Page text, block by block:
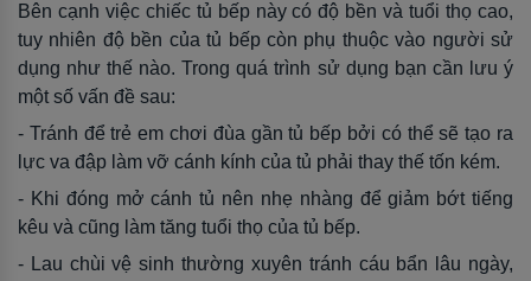
Bên cạnh việc chiếc tủ bếp này có độ bền và tuổi thọ cao,
tuy nhiên độ bền của tủ bếp còn phụ thuộc vào người sử
dụng như thế nào. Trong quá trình sử dụng bạn cần lưu ý
một số vấn đề sau:
- Tránh để trẻ em chơi đùa gần tủ bếp bởi có thể sẽ tạo ra
lực va đập làm vỡ cánh kính của tủ phải thay thế tốn kém.
- Khi đóng mở cánh tủ nên nhẹ nhàng để giảm bớt tiếng
kêu và cũng làm tăng tuổi thọ của tủ bếp.
- Lau chùi vệ sinh thường xuyên tránh cáu bẩn lâu ngày,